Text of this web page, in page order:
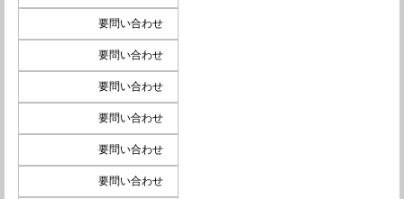
要問い合わせ
要問い合わせ
要問い合わせ
要問い合わせ
要問い合わせ
要問い合わせ